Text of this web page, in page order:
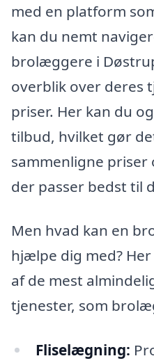
med en platform
kan du nemt
brolæggere i
overblik over deres
priser. Her kan du
tilbud, hvilket gør
sammenligne priser
der passer bedst til
Men hvad kan en
hjælpe dig med?
af de mest
tjenester, som
Fliselægning: